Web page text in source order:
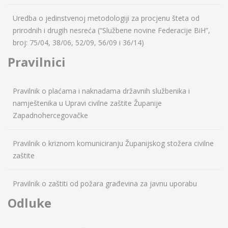
Uredba o jedinstvenoj metodologiji za procjenu šteta od
prirodnih i drugih nesreća (“Službene novine Federacije BiH”,
broj: 75/04, 38/06, 52/09, 56/09 i 36/14)
Pravilnici
Pravilnik o plaćama i naknadama državnih službenika i
namještenika u Upravi civilne zaštite Županije
Zapadnohercegovačke
Pravilnik o kriznom komuniciranju Županijskog stožera civilne
zaštite
Pravilnik o zaštiti od požara građevina za javnu uporabu
Odluke